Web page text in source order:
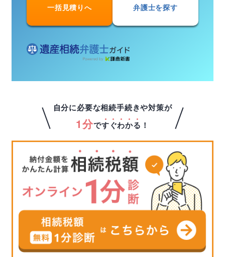
一括見積りへ
弁護士を探す
自分に必要な相続手続きや対策が
1分ですぐわかる ！